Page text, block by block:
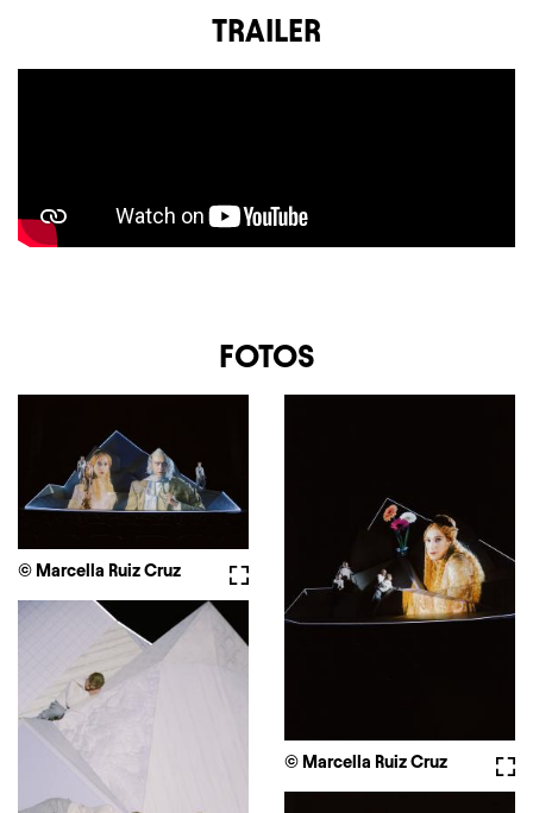
TRAILER
FOTOS
Fullscreen
© Marcella Ruiz Cruz
© Marcella Ruiz Cruz